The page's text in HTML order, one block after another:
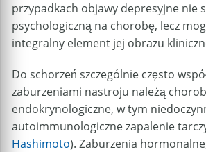
przypadkach objawy depresyjne nie
psychologiczną na chorobę, lecz
integralny element jej obrazu
Do schorzeń szczególnie często
zaburzeniami nastroju należą
endokrynologiczne, w tym
autoimmunologiczne zapalenie
Hashimoto). Zaburzenia